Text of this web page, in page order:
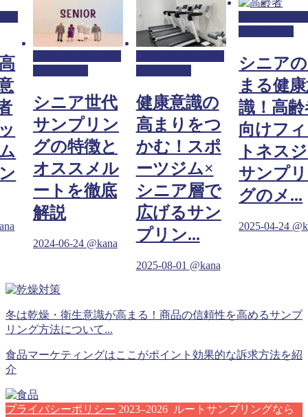
シニア世代
サンプリン
グの特徴と
オススメル
ートを徹底
解説
2024-06-24 @kana
健康意識の
高まりをつ
かむ！スポ
ーツジム×
シニア層で
広げるサン
プリン...
2025-08-01 @kana
シニア
まる健
識！高
向けフ
トネス
サンプ
グのメ...
2025-04-24
冬は乾燥・衛生意識が高まる！商品の信頼性を高めるサンプ
リング方法について...
食品マーケティングはここがポイント効果的な訴求方法を紹
介
プライバシーポリシー 2023–2026 ルートサンプリングなら